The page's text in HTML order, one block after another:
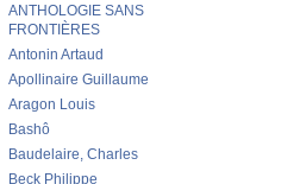
ANTHOLOGIE SANS
FRONTIÈRES
Antonin Artaud
Apollinaire Guillaume
Aragon Louis
Bashô
Baudelaire, Charles
Beck Philippe